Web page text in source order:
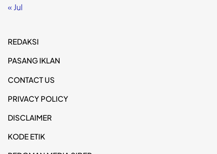
« Jul
REDAKSI
PASANG IKLAN
CONTACT US
PRIVACY POLICY
DISCLAIMER
KODE ETIK